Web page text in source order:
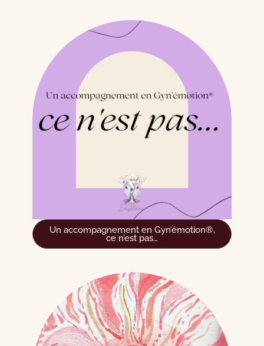
Un accompagnement en Gyn’émotion®,
ce n’est pas…